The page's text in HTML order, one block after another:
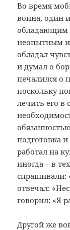
Во время
воина, один
обладающим
неопытным и
обладал
и думал о
печалился о
поскольку
лечить его в
подготовка
работал на
иногда – в
спрашивали:
отвечал:
говорил: «Я
Другой же